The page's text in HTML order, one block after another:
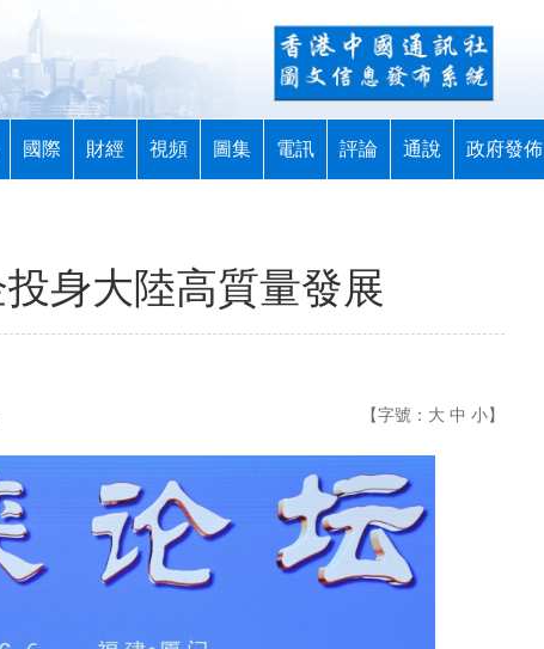
國際 財經 視頻 圖集 電訊 評論 通說 政府發佈
身大陸高質量發展
【字號： 大 中 小】